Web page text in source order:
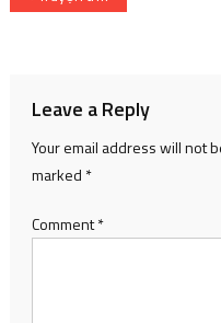
Leave a Reply
Your email address will not
marked *
Comment*